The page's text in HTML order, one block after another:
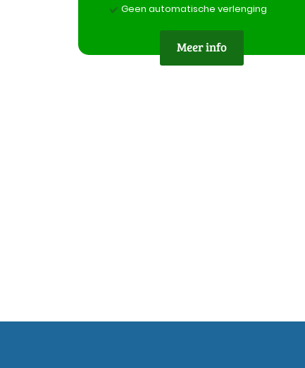
Geen automatische verlenging
Meer info